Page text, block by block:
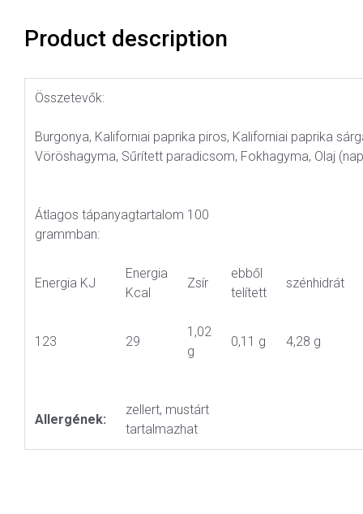
Product description
Összetevők:
Burgonya, Kaliforniai paprika piros, Kaliforniai paprika
Vöröshagyma, Sűrített paradicsom, Fokhagyma, Olaj
Átlagos tápanyagtartalom 100
grammban:
Energia KJ
Energia
Kcal
Zsír
ebből
telített
szénhidrát
123 29
1,02
g
0,11 g 4,28 g
Allergének:
zellert, mustárt
tartalmazhat